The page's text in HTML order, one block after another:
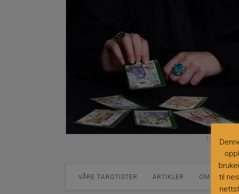
TAROT.NO
VÅRE TAROTISTER ARTIKLER OM
til